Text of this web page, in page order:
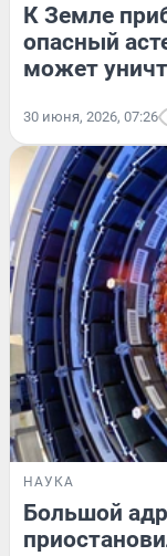
К Земле
опасный
может
30 июня, 2026, 07:26
НАУКА
Большой